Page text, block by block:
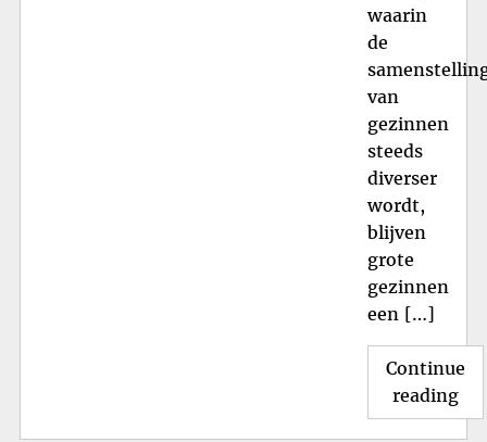
waarin
de
van
gezinnen
steeds
diverser
wordt,
blijven
grote
gezinnen
een […]
Continue
reading